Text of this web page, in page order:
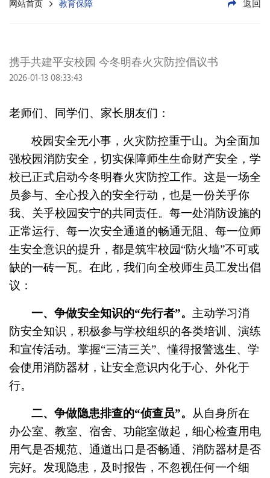
网站首页 教育保障 返回
携手共建平安校园 今冬明春火灾防控倡议书
2026-01-13 08:33:43
老师们、同学们、家长朋友们 ：
校园安全无小事，火灾防控重于山。 为全面加
强校园消防安全，切实保障师生生命财产安全，学
校已正式启动今冬明春火灾防控工作。这是一场全
员参与、全心投入的安全行动，也是一份关乎你
我、关乎校园安宁的共同责任。每一处消防设施的
正常运行、每一次安全通道的畅通无阻、每一位师
生安全意识的提升，都是筑牢校园“防火墙”不可或
缺的一砖一瓦。在此，我们向全校师生员工发出倡
议：
一、争做安全知识的“先行者”。 主动学习消
防安全知识，积极参与学校组织的各类培训、演练
和宣传活动。掌握“三清三关”、懂得报警逃生、学
会使用消防器材，让安全意识内化于心、外化于
行。
二、争做隐患排查的“侦查员”。 从自身所在
办公室、教室、宿舍、功能室做起，细心检查用电
用气是否规范、通道出口是否畅通、消防器材是否
完好。发现隐患，及时报告，不忽视任何一个细